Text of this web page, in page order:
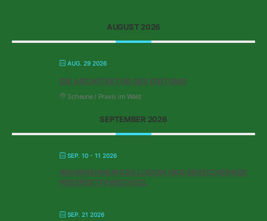
AUGUST 2026
AUG. 29 2026
DIE ARCHITEKTUR DES IRRTUMS
Scheune / Praxis im Wald
SEPTEMBER 2026
SEP. 10 - 11 2026
WAHRNEHMUNGSILLUSION UND BEREICHERNDE
PERSPEKTIVWECHSEL
SEP. 21 2026